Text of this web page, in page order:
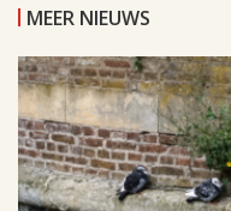
MEER NIEUWS